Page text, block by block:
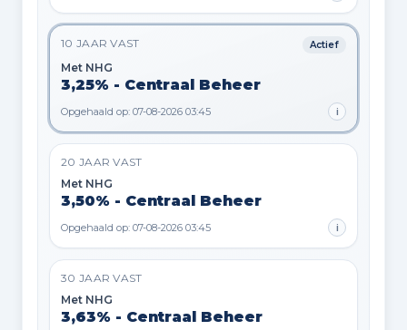
10 JAAR VAST Actief
Met NHG
3,25% - Centraal Beheer
Opgehaald op: 07-08-2026 03:45 i
20 JAAR VAST
Met NHG
3,50% - Centraal Beheer
Opgehaald op: 07-08-2026 03:45 i
30 JAAR VAST
Met NHG
3,63% - Centraal Beheer